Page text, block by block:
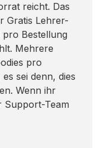
reicht. Das
Gratis Lehrer-
pro Bestellung
Mehrere
pro
sei denn, dies
Wenn ihr
Support-Team